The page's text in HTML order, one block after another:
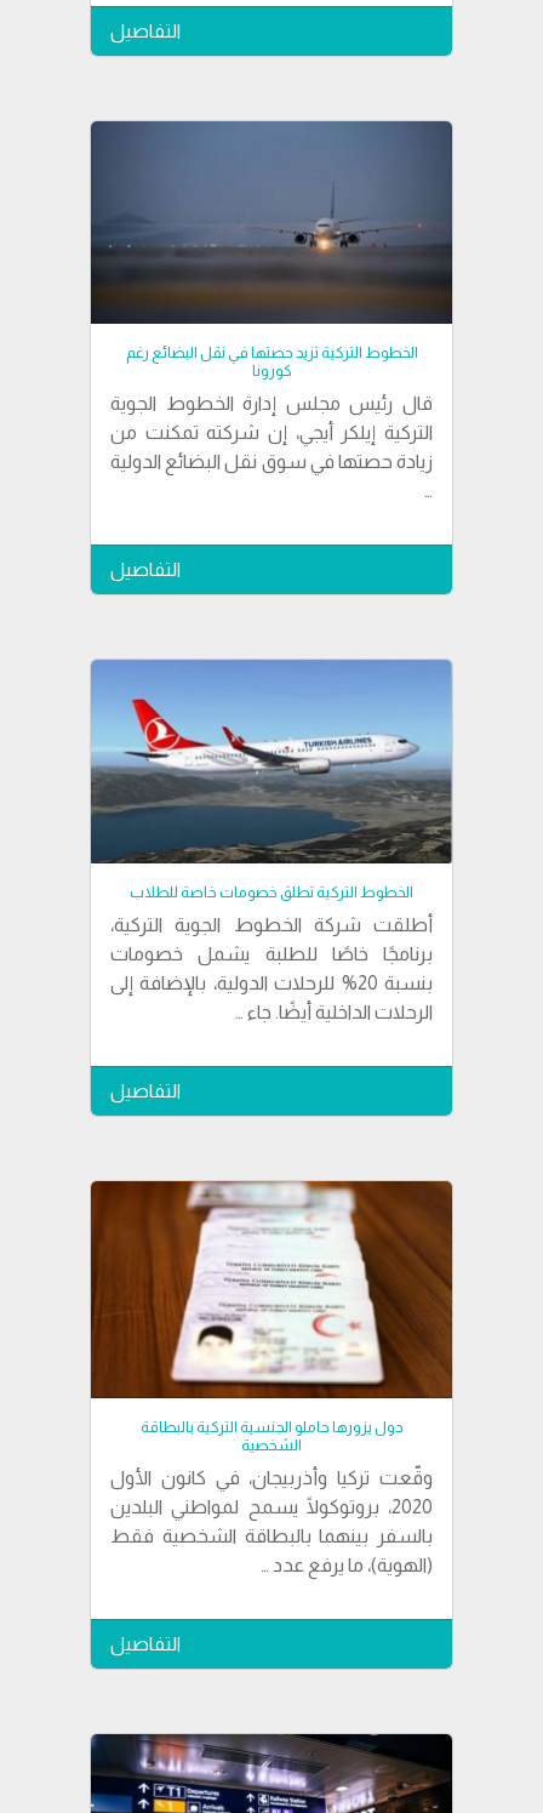
التفاصيل
الخطوط التركية تزيد حصتها في نقل البضائع رغم
كورونا
قال رئيس مجلس إدارة الخطوط الجوية
التركية إيلكر أيجي، إن شركته تمكنت من
زيادة حصتها في سوق نقل البضائع الدولية
…
التفاصيل
الخطوط التركية تطلق خصومات خاصة للطلاب
أطلقت شركة الخطوط الجوية التركية،
برنامجًا خاصًا للطلبة يشمل خصومات
بنسبة 20% للرحلات الدولية، بالإضافة إلى
الرحلات الداخلية أيضًا. جاء …
التفاصيل
دول يزورها حاملو الجنسية التركية بالبطاقة
الشخصية
وقّعت تركيا وأذربيجان، في كانون الأول
2020، بروتوكولًا يسمح لمواطني البلدين
بالسفر بينهما بالبطاقة الشخصية فقط
(الهوية)، ما يرفع عدد …
التفاصيل